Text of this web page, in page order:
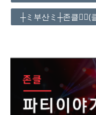
┼ミ부산ミ┼존클❤️‍🔥(